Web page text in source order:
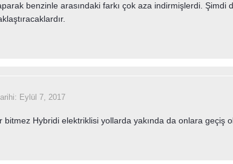
benzinle arasındaki farkı çok aza indirmişlerdi. Şimdi
Eylül 7, 2017
bitmez Hybridi elektriklisi yollarda yakında da onlara geçiş